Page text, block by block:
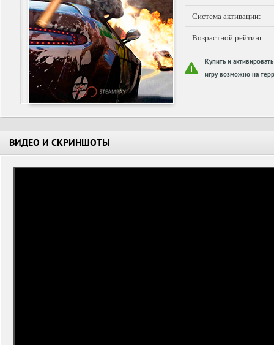
Система активации:
Возрастной рейтинг:
Купить и активировать
игру возможно на
ВИДЕО И СКРИНШОТЫ